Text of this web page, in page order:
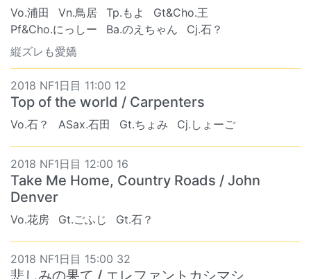
Vo.浦田 Vn.鳥居 Tp.もよ
Gt&Cho.王
Pf&Cho.にっしー
Ba.のえちゃん
Cj.石？
縦ズレも愛嬌
2018 NF1日目 11:00 12
Top of the world / Carpenters
Vo.石？ ASax.石田 Gt.ちょみ Cj.しょーご
2018 NF1日目 12:00 16
Take Me Home, Country Roads / John
Denver
Vo.花房 Gt.ごふじ Gt.石？
2018 NF1日目 15:00 32
悲しみの果て / エレファントカシマシ